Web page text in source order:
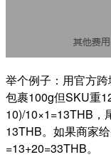
举个例子：用官方
包裹100g但SKU重
10)/10×1=13THB，
13THB。如果商家
=13+20=33THB。